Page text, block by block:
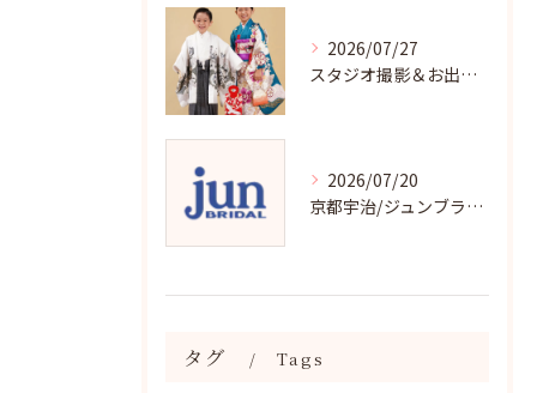
2026/07/27
スタジオ撮影＆お出掛け七五三はジュンブライダル
2026/07/20
京都宇治/ジュンブライダル七五三衣裳均一料金
タグ Tags